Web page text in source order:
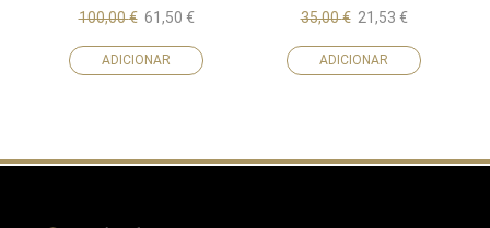
100,00€ 61,50 €
ADICIONAR
35,00€ 21,53 €
ADICIONAR